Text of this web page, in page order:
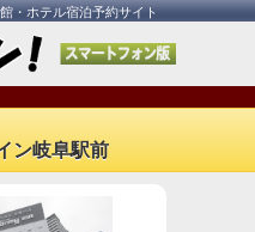
・ホテル宿泊予約サイト
ン岐阜駅前